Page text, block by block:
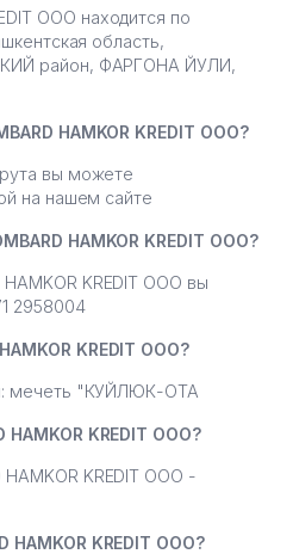
ООО находится по
область,
район, ФАРГОНА ЙУЛИ,
HAMKOR KREDIT ООО?
вы можете
на нашем сайте
HAMKOR KREDIT ООО?
KREDIT ООО вы
2958004
KREDIT ООО?
мечеть "КУЙЛЮК-ОТА
HAMKOR KREDIT ООО?
HAMKOR KREDIT ООО -
HAMKOR KREDIT ООО?